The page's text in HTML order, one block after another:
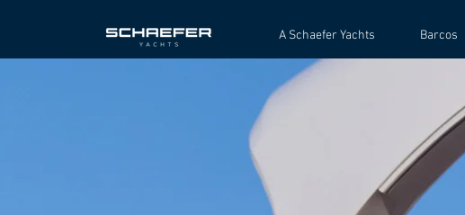
A Schaefer Yachts Barcos